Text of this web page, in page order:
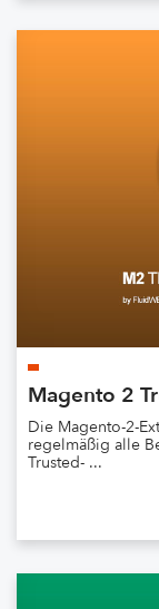
Magento 2
Die Magento-2-
regelmäßig alle
Trusted- ...